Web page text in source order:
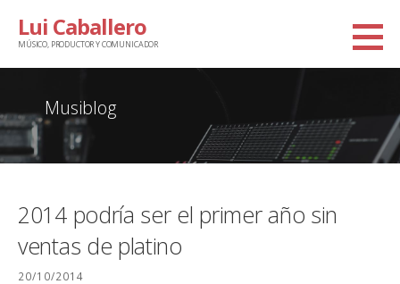
Lui Caballero
MÚSICO, PRODUCTOR Y COMUNICADOR
Musiblog
2014 podría ser el primer año sin
ventas de platino
20/10/2014